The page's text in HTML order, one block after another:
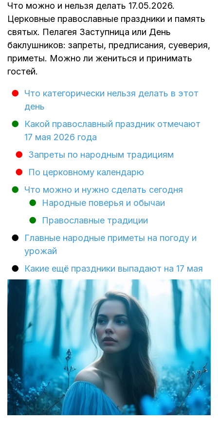
Что можно и нельзя делать 17.05.2026.
Церковные православные праздники и память
святых. Пелагея Заступница или День
баклушников: запреты, предписания, суеверия,
приметы. Можно ли жениться и принимать
гостей.
Что категорически нельзя делать в этот
день
Какой православный праздник отмечают
17 мая 2026 года
Запреты по народным традициям
По церковному календарю
Что можно и нужно сделать сегодня
Народные поверья и обычаи
Православные традиции
Главные народные приметы на погоду и
урожай
Какие ещё праздники выпадают на 17 мая